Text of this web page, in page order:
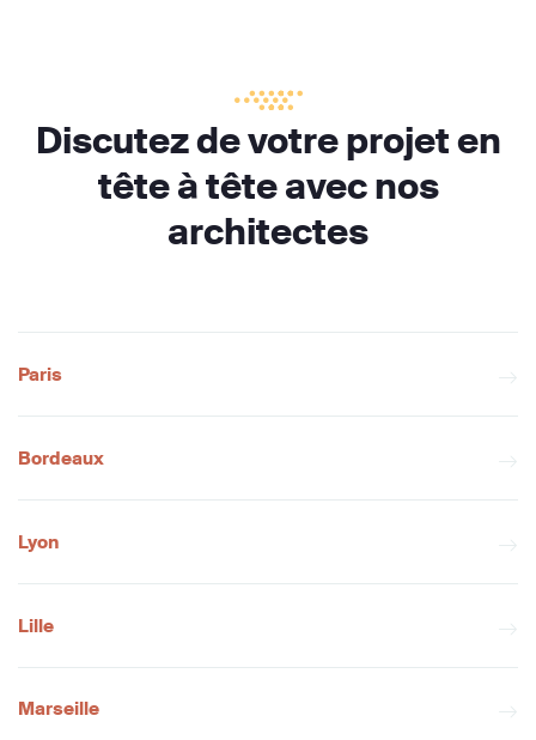
Discutez de votre projet en
tête à tête avec nos
architectes
Paris
Bordeaux
Lyon
Lille
Marseille